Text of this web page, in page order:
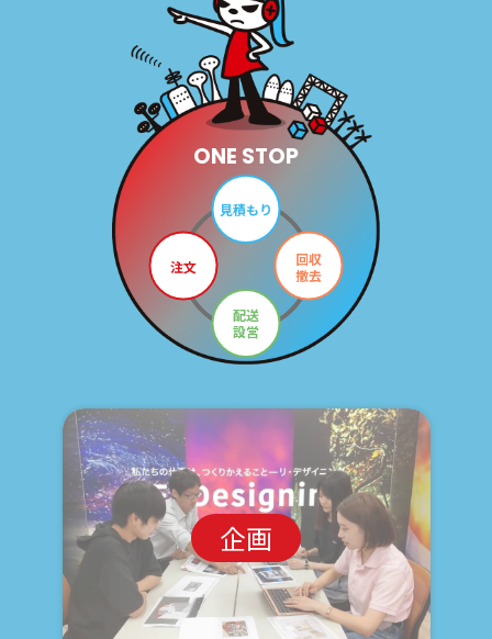
ONE STOP
見積もり
注文
回収
撤去
配送
設営
企画